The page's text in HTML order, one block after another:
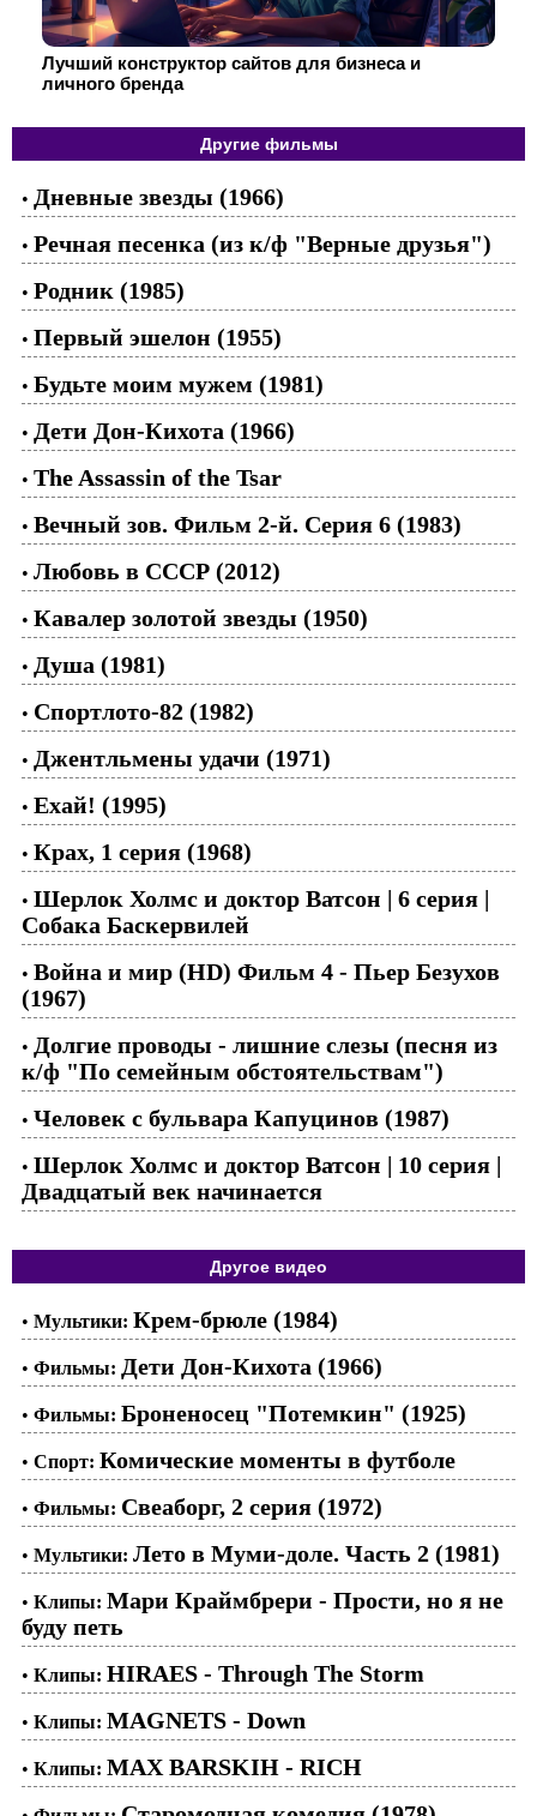
Лучший конструктор сайтов для бизнеса и
личного бренда
Другие фильмы
• Дневные звезды (1966)
• Речная песенка (из к/ф "Верные друзья")
• Родник (1985)
• Первый эшелон (1955)
• Будьте моим мужем (1981)
• Дети Дон-Кихота (1966)
• The Assassin of the Tsar
• Вечный зов. Фильм 2-й. Серия 6 (1983)
• Любовь в СССР (2012)
• Кавалер золотой звезды (1950)
• Душа (1981)
• Спортлото-82 (1982)
• Джентльмены удачи (1971)
• Ехай! (1995)
• Крах, 1 серия (1968)
• Шерлок Холмс и доктор Ватсон | 6 серия |
Собака Баскервилей
• Война и мир (HD) Фильм 4 - Пьер Безухов
(1967)
• Долгие проводы - лишние слезы (песня из
к/ф "По семейным обстоятельствам")
• Человек с бульвара Капуцинов (1987)
• Шерлок Холмс и доктор Ватсон | 10 серия |
Двадцатый век начинается
Другое видео
• Мультики: Крем-брюле (1984)
• Фильмы: Дети Дон-Кихота (1966)
• Фильмы: Броненосец "Потемкин" (1925)
• Спорт: Комические моменты в футболе
• Фильмы: Свеаборг, 2 серия (1972)
• Мультики: Лето в Муми-доле. Часть 2 (1981)
• Клипы: Мари Краймбрери - Прости, но я не
буду петь
• Клипы: HIRAES - Through The Storm
• Клипы: MAGNETS - Down
• Клипы: MAX BARSKIH - RICH